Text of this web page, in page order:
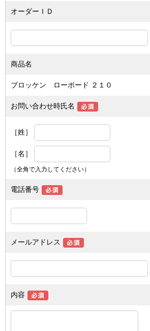
オーダーＩＤ
商品名
ブロッケン ローボード ２１０
お問い合わせ時氏名
［姓］
［名］
（全角で入力してください）
電話番号
メールアドレス
内容